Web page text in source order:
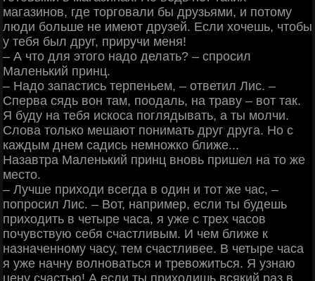
магазинов, где торговали бы друзьями, и потому
люди больше не имеют друзей. Если хочешь, чтобы
у тебя был друг, приручи меня!
‒ А что для этого надо делать? ‒ спросил
Маленький принц.
‒ Надо запастись терпеньем, ‒ ответил Лис. ‒
Сперва сядь вон там, поодаль, на траву ‒ вот так.
Я буду на тебя искоса поглядывать, а ты молчи.
Слова только мешают понимать друг друга. Но с
каждым днем садись немножко ближе...
Назавтра Маленький принц вновь пришел на то же
место.
‒ Лучше приходи всегда в один и тот же час, ‒
попросил Лис. ‒ Вот, например, если ты будешь
приходить в четыре часа, я уже с трех часов
почувствую себя счастливым. И чем ближе к
назначенному часу, тем счастливее. В четыре часа
я уже начну волноваться и тревожиться. Я узнаю
цену счастью! А если ты приходишь всякий раз в